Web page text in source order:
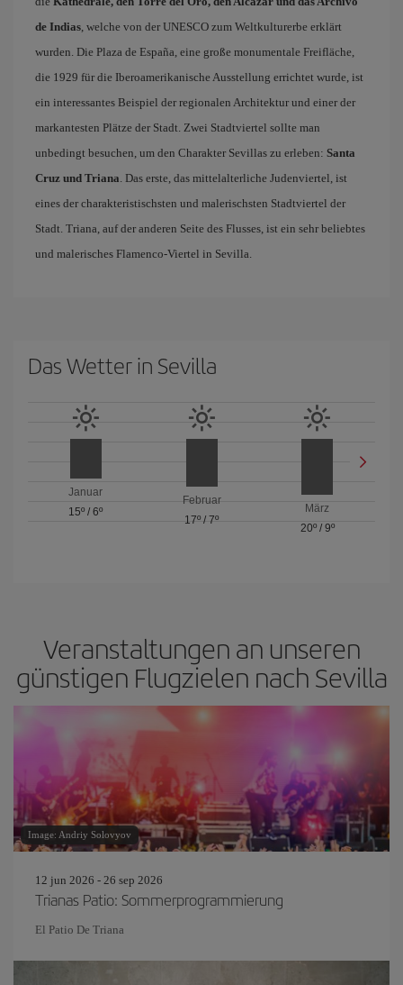
de Indias, welche von der UNESCO zum Weltkulturerbe erklärt
wurden. Die Plaza de España, eine große monumentale Freifläche,
die 1929 für die Iberoamerikanische Ausstellung errichtet wurde, ist
ein interessantes Beispiel der regionalen Architektur und einer der
markantesten Plätze der Stadt. Zwei Stadtviertel sollte man
unbedingt besuchen, um den Charakter Sevillas zu erleben: Santa
Cruz und Triana. Das erste, das mittelalterliche Judenviertel, ist
eines der charakteristischsten und malerischsten Stadtviertel der
Stadt. Triana, auf der anderen Seite des Flusses, ist ein sehr beliebtes
und malerisches Flamenco-Viertel in Sevilla.
Das Wetter in Sevilla
Januar
15º /6º
Februar
17º / 7º
März
20º/ 9º
Veranstaltungen an unseren
günstigen Flugzielen nach Sevilla
Image: Andriy Solovyov
12 jun 2026 - 26 sep 2026
Trianas Patio: Sommerprogrammierung
El Patio De Triana